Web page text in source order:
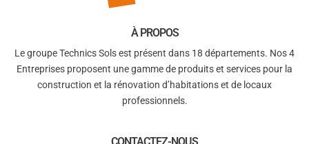
À PROPOS
Le groupe Technics Sols est présent dans 18 départements. Nos 4
Entreprises proposent une gamme de produits et services pour la
construction et la rénovation d’habitations et de locaux
professionnels.